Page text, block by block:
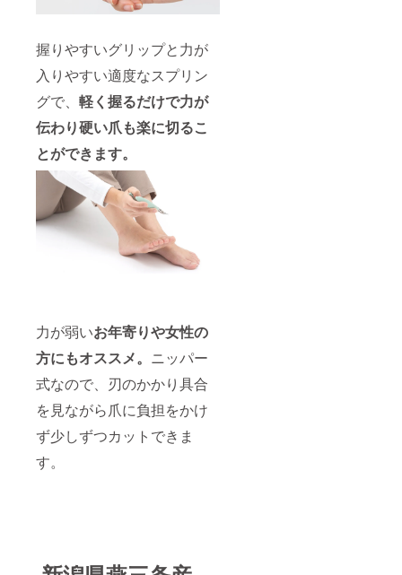
握りやすいグリップと力が
入りやすい適度なスプリン
グで、 軽く握るだけで力が
伝わり硬い爪も楽に切るこ
とができます。
力が弱いお年寄りや女性の
方にもオススメ。 ニッパー
式なので、刃のかかり具合
を見ながら爪に負担をかけ
ず少しずつカットできま
す。